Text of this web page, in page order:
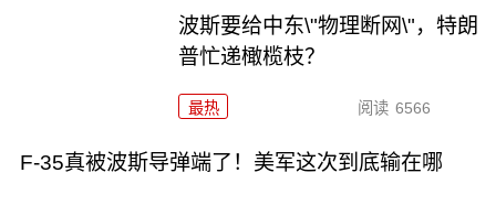
波斯要给中东\"物理断网\"，特朗
普忙递橄榄枝？
最热 阅读 6566
F-35真被波斯导弹端了！美军这次到底输在哪